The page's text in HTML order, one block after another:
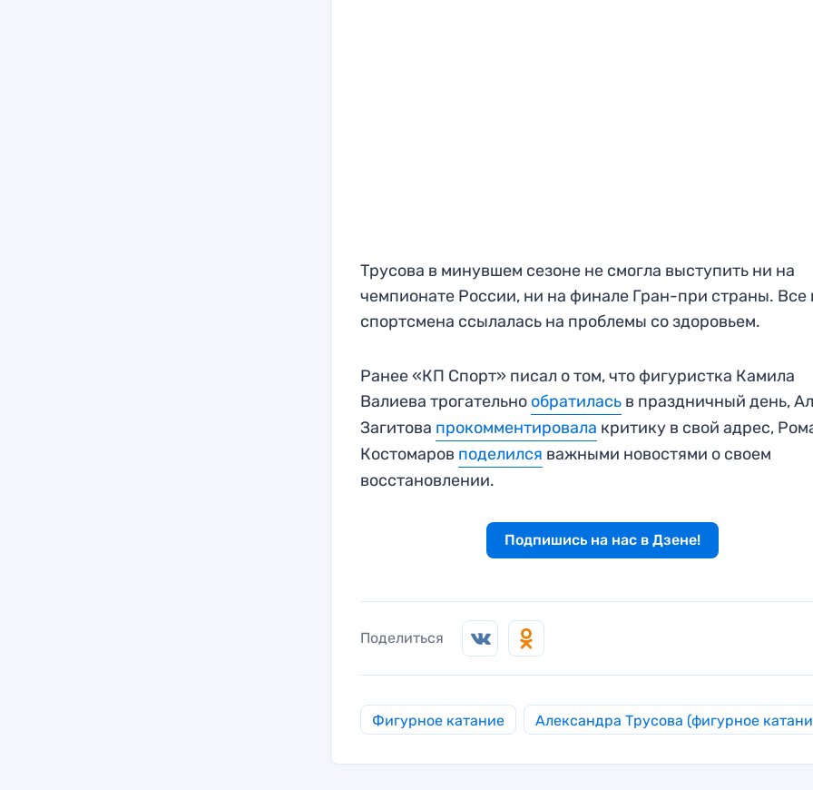
Трусова в минувшем сезоне не смогла выступить ни на
чемпионате России, ни на финале Гран-при страны. Все
спортсмена ссылалась на проблемы со здоровьем.
Ранее «КП Спорт» писал о том, что фигуристка Камила
Валиева трогательно обратилась в праздничный день,
Загитова прокомментировала критику в свой адрес,
Костомаров поделился важными новостями о своем
восстановлении.
Подпишись на нас в Дзене!
Поделиться
Фигурное катание Александра Трусова (фигурное